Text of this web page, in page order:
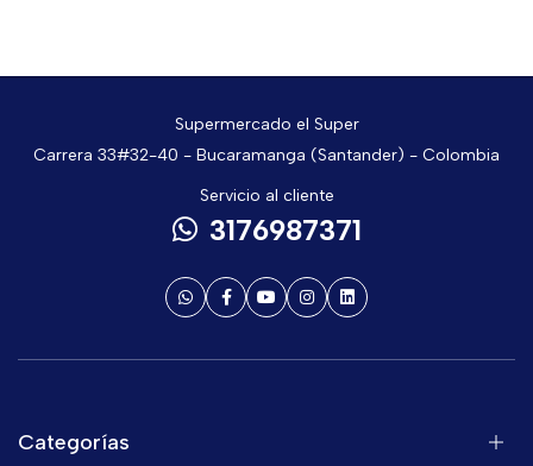
Supermercado el Super
Carrera 33#32-40 - Bucaramanga (Santander) - Colombia
Servicio al cliente
3176987371
Categorías